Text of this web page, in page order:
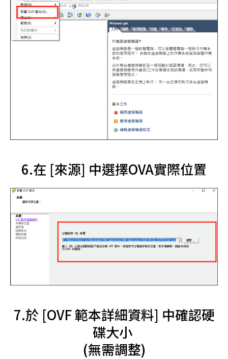
6.在 [來源] 中選擇OVA實際位置
7.於 [OVF 範本詳細資料] 中確認硬
碟大小
(無需調整)